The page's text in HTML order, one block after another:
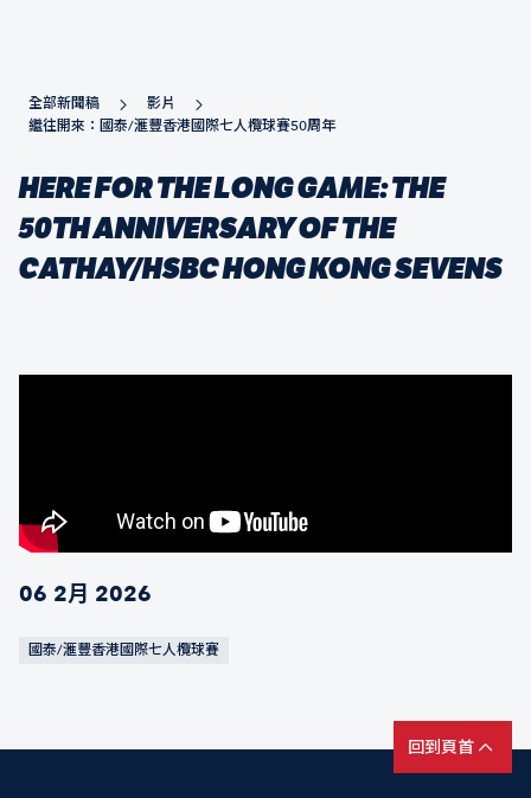
全部新聞稿
影片
繼往開來：國泰/滙豐香港國際七人欖球賽50周年
HERE FOR THE LONG GAME: THE
50TH ANNIVERSARY OF THE
CATHAY/HSBC HONG KONG SEVENS
06 2月 2026
國泰/滙豐香港國際七人欖球賽
回到頁首